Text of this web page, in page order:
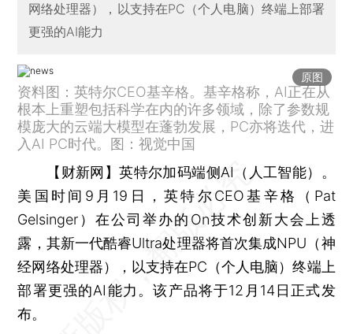
网络处理器），以支持在PC（个人电脑）终端上部署
更强的AI能力
原图
资料图：英特尔CEO基辛格。基辛格称，AI正在从
根本上重塑包括科学在内的许多领域，除了参数规
模庞大的云端大模型在蓬勃发展，PC亦将迭代，进
入AI PC时代。图：视觉中国
【财新网】英特尔加码端侧AI（人工智能）。
美国时间9月19日，英特尔CEO基辛格（Pat
Gelsinger）在公司举办的On技术创新大会上透
露，其新一代酷睿Ultra处理器将首次集成NPU（神
经网络处理器），以支持在PC（个人电脑）终端上
部署更强的AI能力。该产品将于12月14日正式发
布。